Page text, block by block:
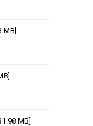
MB]
MB]